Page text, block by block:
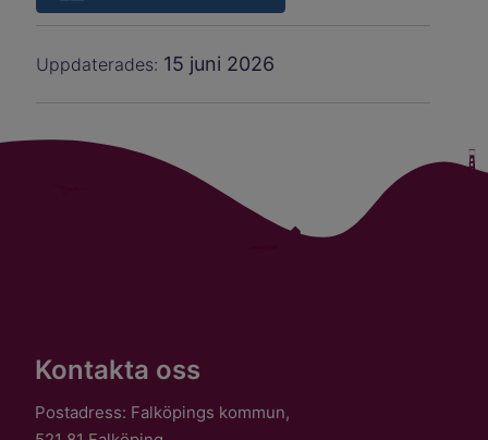
Uppdaterades: 15 juni 2026
Kontakta oss
Postadress: Falköpings kommun,